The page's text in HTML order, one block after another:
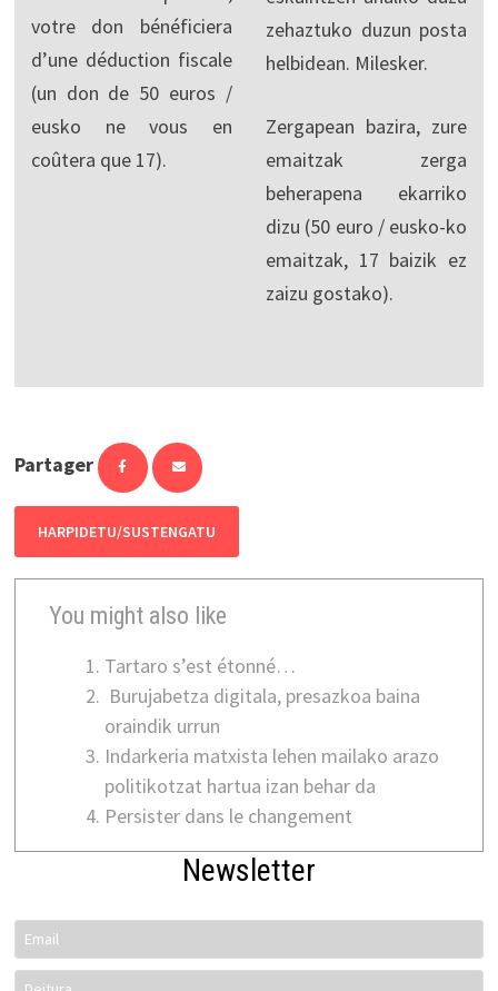
votre don bénéficiera
d’une déduction fiscale
(un don de 50 euros /
eusko ne vous en
coûtera que 17).
zehaztuko duzun posta
helbidean. Milesker.
Zergapean bazira, zure
emaitzak zerga
beherapena ekarriko
dizu (50 euro / eusko-ko
emaitzak, 17 baizik ez
zaizu gostako).
Partager
HARPIDETU/SUSTENGATU
You might also like
Tartaro s’est étonné…
Burujabetza digitala, presazkoa baina
oraindik urrun
Indarkeria matxista lehen mailako arazo
politikotzat hartua izan behar da
Persister dans le changement
Newsletter